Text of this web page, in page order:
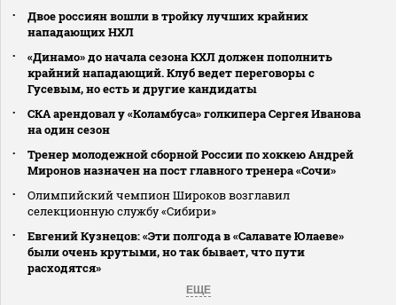
Двое россиян вошли в тройку лучших крайних
нападающих НХЛ
«Динамо» до начала сезона КХЛ должен пополнить
крайний нападающий. Клуб ведет переговоры с
Гусевым, но есть и другие кандидаты
СКА арендовал у «Коламбуса» голкипера Сергея Иванова
на один сезон
Тренер молодежной сборной России по хоккею Андрей
Миронов назначен на пост главного тренера «Сочи»
Олимпийский чемпион Широков возглавил
селекционную службу «Сибири»
Евгений Кузнецов: «Эти полгода в «Салавате Юлаеве»
были очень крутыми, но так бывает, что пути
расходятся»
ЕЩЕ